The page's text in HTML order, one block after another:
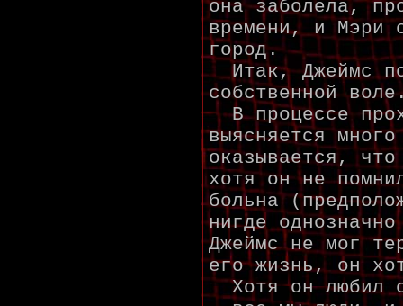
она заболела,
времени, и Мэри
город.
Итак, Джеймс
собственной
В процессе
выясняется
оказывается,
хотя он не
больна
нигде
Джеймс не мог
его жизнь, он
Хотя он любил